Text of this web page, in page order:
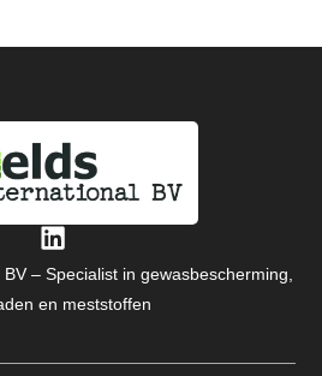
– Specialist in gewasbescherming,
en meststoffen